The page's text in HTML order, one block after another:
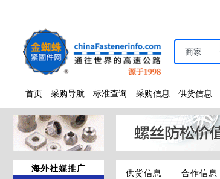
首页 采购导航 标准查询 采购信息 供货信息
海外社媒推广 供货信息 合作信息